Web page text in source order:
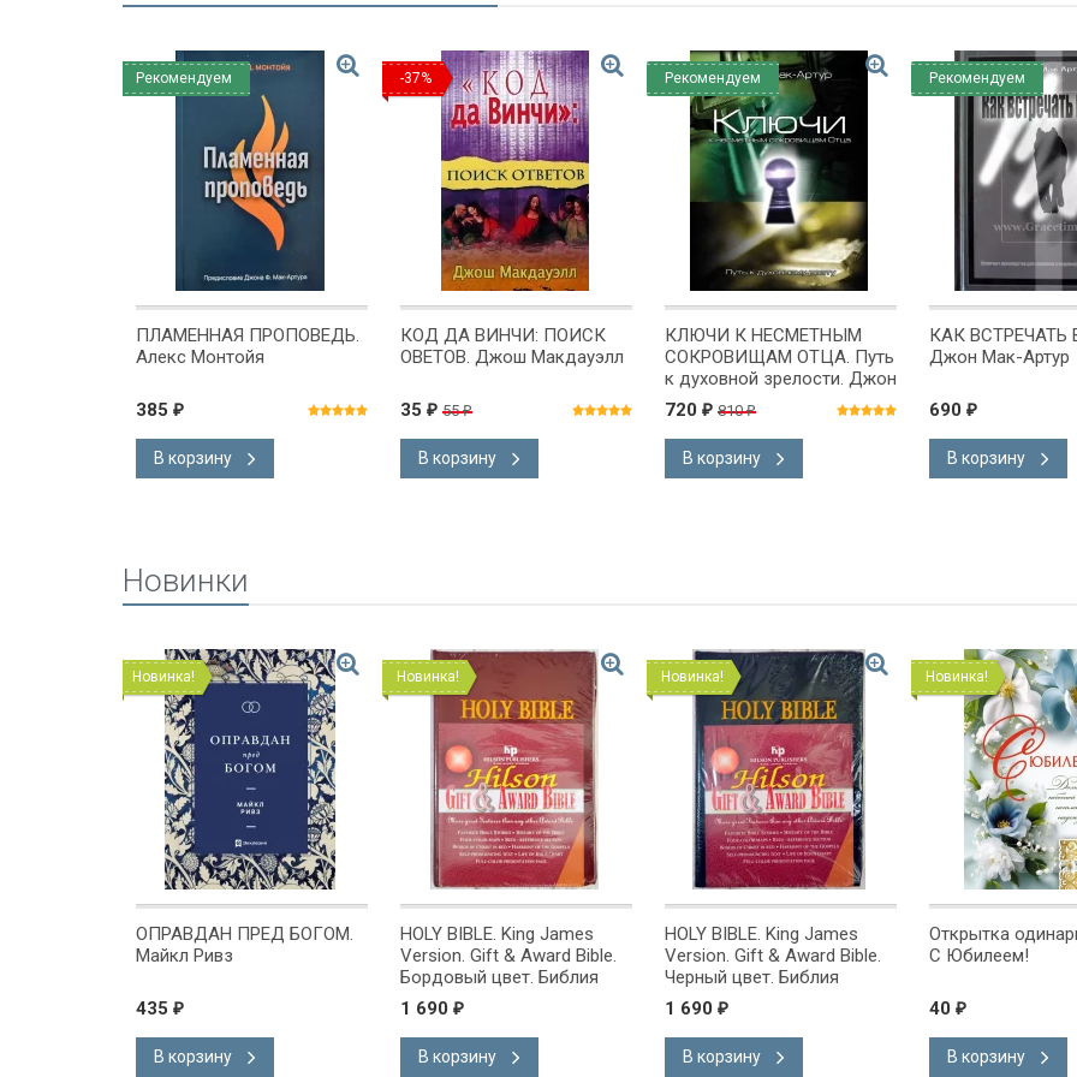
Рекомендуем
ПЛАМЕННАЯ ПРОПОВЕДЬ.
Алекс Монтойя
385 ₽
В корзину
-37%
КОД ДА ВИНЧИ: ПОИСК
ОВЕТОВ. Джош Макдауэлл
35 ₽ 55₽
В корзину
Рекомендуем
КЛЮЧИ К НЕСМЕТНЫМ
СОКРОВИЩАМ ОТЦА. Путь
к духовной зрелости. Джон
Мак-Артур
720 ₽ 810₽
В корзину
Рекомендуем
КАК ВСТРЕЧАТЬ
Джон Мак-Артур
690 ₽
В корзину
Новинки
Новинка!
ОПРАВДАН ПРЕД БОГОМ.
Майкл Ривз
435 ₽
В корзину
Новинка!
HOLY BIBLE. King James
Version. Gift & Award Bible.
Бордовый цвет. Библия
Короля Иакова на
английском языке.
Словарь, карты, закладка,
подарочная вкладка, слова
1 690 ₽
В корзину
Новинка!
HOLY BIBLE. King James
Version. Gift & Award Bible.
Черный цвет. Библия
Короля Иакова на
английском языке.
Словарь, карты, закладка,
подарочная вкладка, слова
1 690 ₽
В корзину
Новинка!
Открытка
С Юбилеем!
40 ₽
В корзину